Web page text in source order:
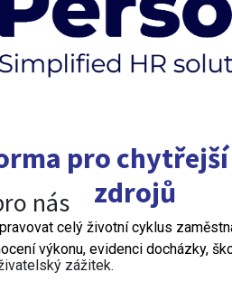
pro
zdrojů
celý životní cyklus
výkonu, evidenci docházky,
nás
zážitek.